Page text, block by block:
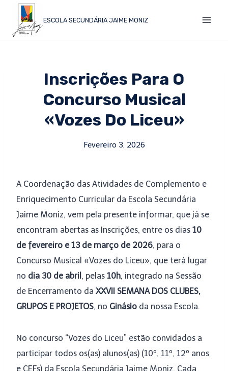
ESCOLA SECUNDÁRIA JAIME MONIZ
Inscrições Para O
Concurso Musical
«Vozes Do Liceu»
Fevereiro 3, 2026
A Coordenação das Atividades de Complemento e
Enriquecimento Curricular da Escola Secundária
Jaime Moniz, vem pela presente informar, que já se
encontram abertas as Inscrições, entre os dias 10
de fevereiro e 13 de março de 2026, para o
Concurso Musical «Vozes do Liceu», que terá lugar
no dia 30 de abril , pelas 10h, integrado na Sessão
de Encerramento da XXVII SEMANA DOS CLUBES,
GRUPOS E PROJETOS, no Ginásio da nossa Escola.
No concurso “Vozes do Liceu” estão convidados a
participar todos os(as) alunos(as) (10º, 11º, 12º anos
e CEFs) da Escola Secundária Jaime Moniz. Cada